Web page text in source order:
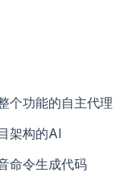
个功能的自主代理
架构的AI
命令生成代码